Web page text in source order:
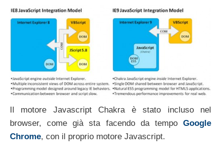
Il motore Javascript Chakra è stato incluso nel
browser, come già sta facendo da tempo Google
Chrome, con il proprio motore Javascript.